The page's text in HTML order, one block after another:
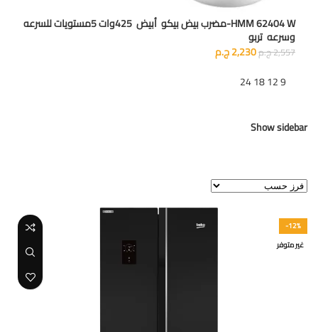
HMM 62404 W-مضرب بيض بيكو أبيض 425وات 5مستويات للسرعه
وسرعه تربو
2,557ج.م2,230ج.م
9
12
18
24
Show sidebar
-12%
غير متوفر